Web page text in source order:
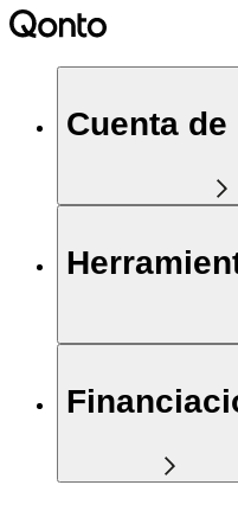
Cuenta